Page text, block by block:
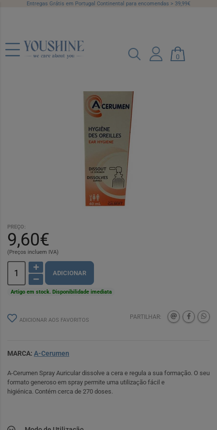
Entregas Grátis em Portugal Continental para encomendas > 39,99€
0
A-Cerumen Spray Auricular 40ml
PREÇO:
9,60€
(Preços incluem IVA)
ADICIONAR
Artigo em stock. Disponibilidade imediata
ADICIONAR AOS FAVORITOS PARTILHAR:
MARCA: A-Cerumen
A-Cerumen Spray Auricular dissolve a cera e regula a sua formação. O seu
formato generoso em spray permite uma utilização fácil e
higiénica. Contém cerca de 270 doses.